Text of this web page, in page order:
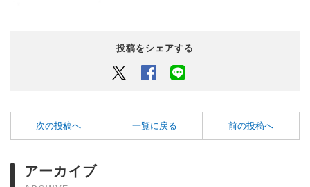
投稿をシェアする
Twitter Facebook
次の投稿へ 一覧に戻る 前の投稿へ
アーカイブ